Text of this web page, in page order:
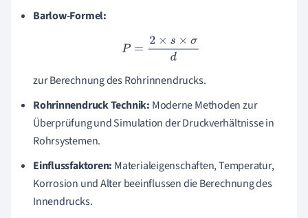
Barlow-Formel:
P =2×s×σd
zur Berechnung des Rohrinnendrucks.
Rohrinnendruck Technik: Moderne Methoden zur
Überprüfung und Simulation der Druckverhältnisse in
Rohrsystemen.
Einflussfaktoren: Materialeigenschaften, Temperatur,
Korrosion und Alter beeinflussen die Berechnung des
Innendrucks.